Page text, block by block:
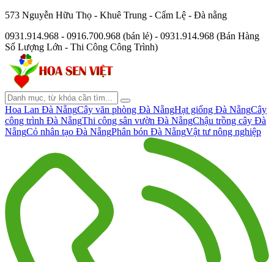
573 Nguyễn Hữu Thọ - Khuê Trung - Cẩm Lệ - Đà nẵng
0931.914.968 - 0916.700.968 (bán lẻ) - 0931.914.968 (Bán Hàng
Số Lượng Lớn - Thi Công Công Trình)
Hoa Lan Đà NẵngCây văn phòng Đà NẵngHạt giống Đà NẵngCây
công trình Đà NẵngThi công sân vườn Đà NẵngChậu trồng cây Đà
NẵngCỏ nhân tạo Đà NẵngPhân bón Đà NẵngVật tư nông nghiệp